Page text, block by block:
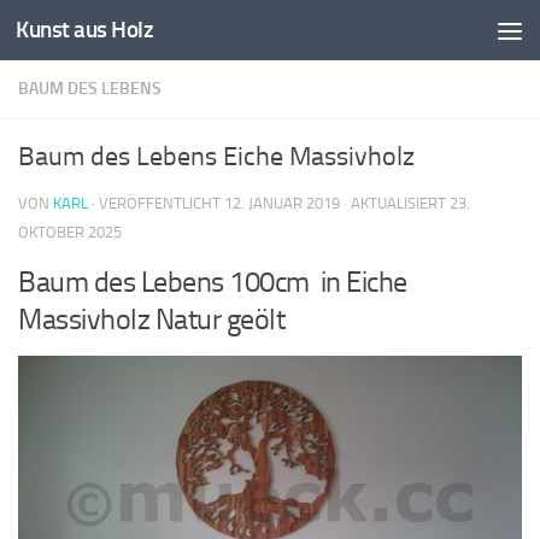
Zum Inhalt springen
Kunst aus Holz
BAUM DES LEBENS
Baum des Lebens Eiche Massivholz
VON KARL · VERÖFFENTLICHT 12. JANUAR 2019 · AKTUALISIERT 23.
OKTOBER 2025
Baum des Lebens 100cm in Eiche
Massivholz Natur geölt